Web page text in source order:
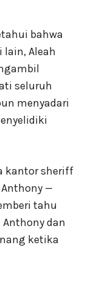
bahwa
lain, Aleah
seluruh
menyadari
kantor sheriff
—
tahu
dan
ketika